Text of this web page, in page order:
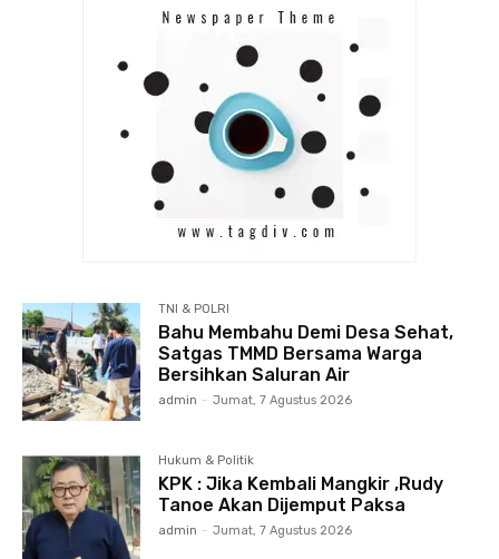
TNI & POLRI
Bahu Membahu Demi Desa Sehat,
Satgas TMMD Bersama Warga
Bersihkan Saluran Air
admin - Jumat, 7 Agustus 2026
Hukum & Politik
KPK : Jika Kembali Mangkir ,Rudy
Tanoe Akan Dijemput Paksa
admin - Jumat, 7 Agustus 2026